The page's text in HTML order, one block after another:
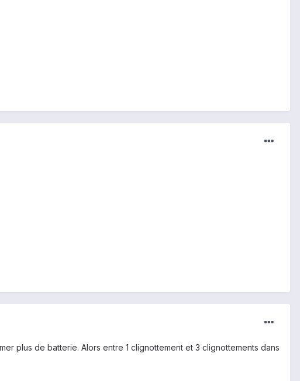
plus de batterie. Alors entre 1 clignottement et 3 clignottements dans